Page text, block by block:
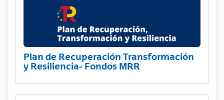
Plan de Recuperación Transformación
y Resiliencia- Fondos MRR